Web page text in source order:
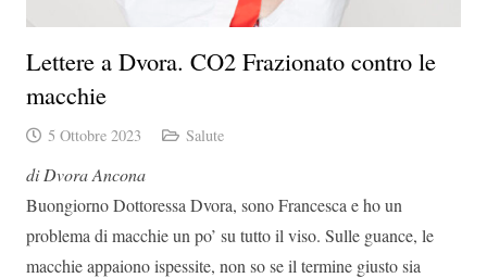
Lettere a Dvora. CO2 Frazionato contro le
macchie
5 Ottobre 2023 Salute
di Dvora Ancona
Buongiorno Dottoressa Dvora, sono Francesca e ho un
problema di macchie un po’ su tutto il viso. Sulle guance, le
macchie appaiono ispessite, non so se il termine giusto sia